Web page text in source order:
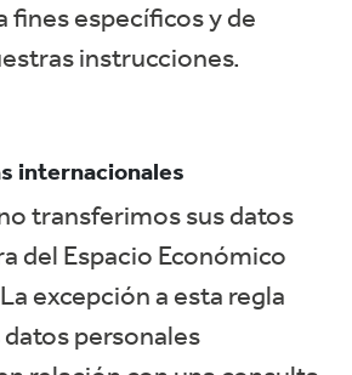
fines específicos y de
instrucciones.
internacionales
transferimos sus datos
del Espacio Económico
excepción a esta regla
personales